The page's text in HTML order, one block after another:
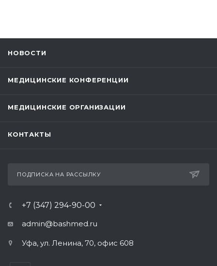
НОВОСТИ
МЕДИЦИНСКИЕ КОНФЕРЕНЦИИ
МЕДИЦИНСКИЕ ОРГАНИЗАЦИИ
КОНТАКТЫ
ПОДПИСКА НА РАССЫЛКУ
+7 (347) 294-90-00
admin@bashmed.ru
Уфа, ул. Ленина, 70, офис 608